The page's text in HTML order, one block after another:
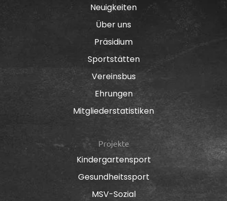
Neuigkeiten
Über uns
Präsidium
Sportstätten
Vereinsbus
Ehrungen
Mitgliederstatistiken
Projekte
Kindergartensport
Gesundheitssport
MSV-Sozial